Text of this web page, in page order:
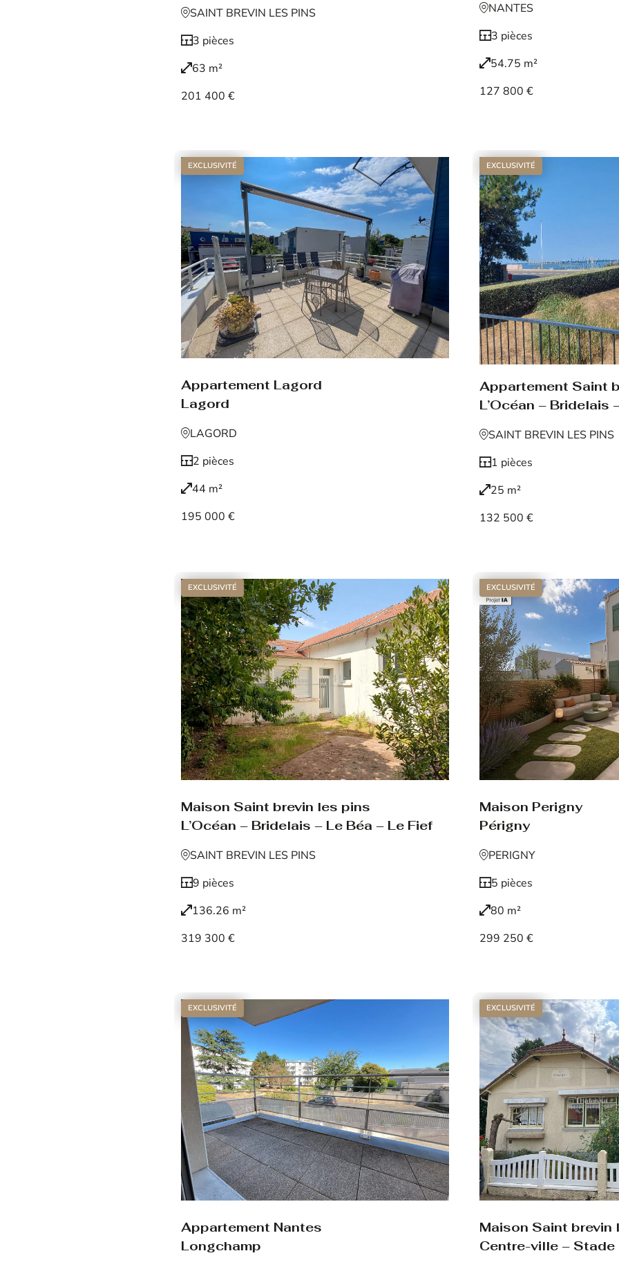
SAINT BREVIN LES PINS
3 pièces
63 m²
201 400 €
NANTES
3 pièces
54.75 m²
127 800 €
EXCLUSIVITÉ
Appartement Lagord
Lagord
LAGORD
2 pièces
44 m²
195 000 €
EXCLUSIVITÉ
Appartement Saint
L’Océan – Bridelais
SAINT BREVIN LES PINS
1 pièces
25 m²
132 500 €
EXCLUSIVITÉ
Maison Saint brevin les pins
L’Océan – Bridelais – Le Béa – Le Fief
SAINT BREVIN LES PINS
9 pièces
136.26 m²
319 300 €
EXCLUSIVITÉ
Maison Perigny
Périgny
PERIGNY
5 pièces
80 m²
299 250 €
EXCLUSIVITÉ
Appartement Nantes
Longchamp
EXCLUSIVITÉ
Maison Saint brevin
Centre-ville – Stade